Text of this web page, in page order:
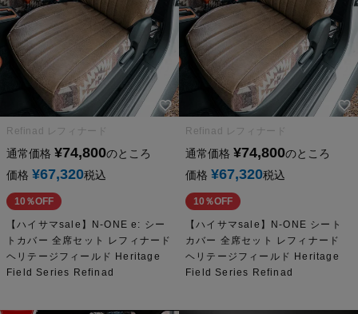
Refinad レフィナード
通常価格 ¥74,800のところ
価格 ¥67,320税込
10％OFF
【ハイサマsale】N-ONE e: シー
トカバー 全席セット レフィナード
ヘリテージフィールド Heritage
Field Series Refinad
Refinad レフィナード
通常価格 ¥74,800のところ
価格 ¥67,320税込
10％OFF
【ハイサマsale】N-ONE シート
カバー 全席セット レフィナード
ヘリテージフィールド Heritage
Field Series Refinad